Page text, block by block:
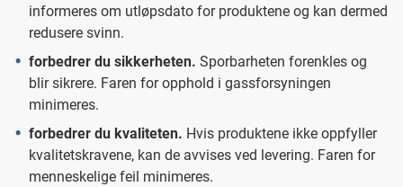
informeres om utløpsdato for produktene og kan dermed
redusere svinn.
forbedrer du sikkerheten. Sporbarheten forenkles og
blir sikrere. Faren for opphold i gassforsyningen
minimeres.
forbedrer du kvaliteten. Hvis produktene ikke oppfyller
kvalitetskravene, kan de avvises ved levering. Faren for
menneskelige feil minimeres.